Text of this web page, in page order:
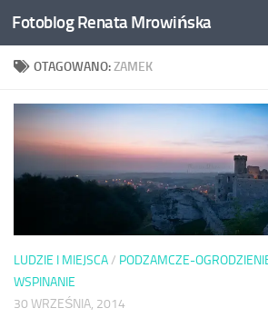
Przeskocz do treści
Fotoblog Renata Mrowińska
OTAGOWANO:ZAMEK
LUDZIE I MIEJSCA/ PODZAMCZE-
WSPINANIE
30 WRZEŚNIA, 2014